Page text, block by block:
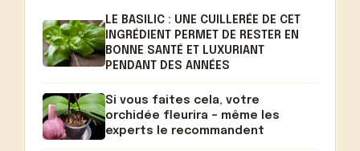
LE BASILIC : UNE CUILLERÉE DE CET
INGRÉDIENT PERMET DE RESTER EN
BONNE SANTÉ ET LUXURIANT
PENDANT DES ANNÉES
Si vous faites cela, votre
orchidée fleurira – même les
experts le recommandent